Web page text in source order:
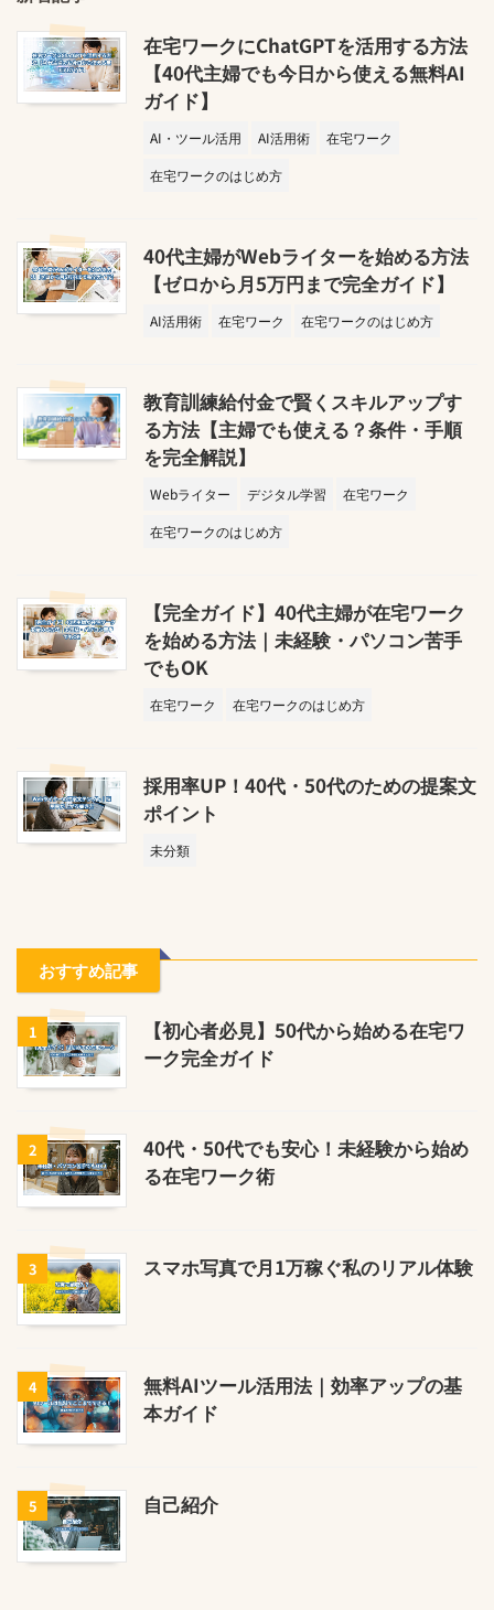
在宅ワークにChatGPTを活用する方法
【40代主婦でも今日から使える無料AI
ガイド】
AI・ツール活用 AI活用術
在宅ワーク
在宅ワークのはじめ方
40代主婦がWebライターを始める方法
【ゼロから月5万円まで完全ガイド】
AI活用術 在宅ワーク 在宅ワークのはじめ方
教育訓練給付金で賢くスキルアップす
る方法【主婦でも使える？条件・手順
を完全解説】
Webライター デジタル学習
在宅ワーク
在宅ワークのはじめ方
【完全ガイド】40代主婦が在宅ワーク
を始める方法｜未経験・パソコン苦手
でもOK
在宅ワーク 在宅ワークのはじめ方
採用率UP！40代・50代のための提案文
ポイント
未分類
おすすめ記事
1
【初心者必見】50代から始める在宅ワ
ーク完全ガイド
2
40代・50代でも安心！未経験から始め
る在宅ワーク術
3 スマホ写真で月1万稼ぐ私のリアル体験
4
無料AIツール活用法｜効率アップの基
本ガイド
5 自己紹介